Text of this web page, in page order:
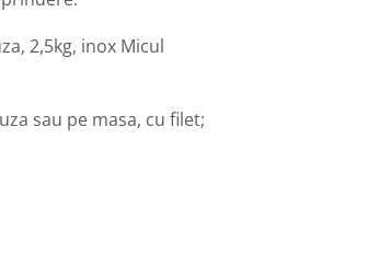
2,5kg, inox Micul
sau pe masa, cu filet;